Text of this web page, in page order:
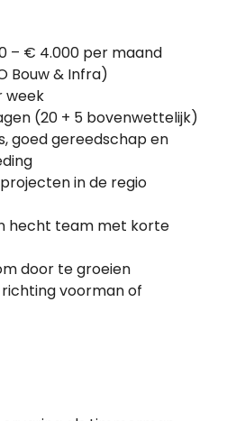
– € 4.000 per maand
Bouw & Infra)
week
(20 + 5 bovenwettelijk)
goed gereedschap en
in de regio
hecht team met korte
door te groeien
voorman of